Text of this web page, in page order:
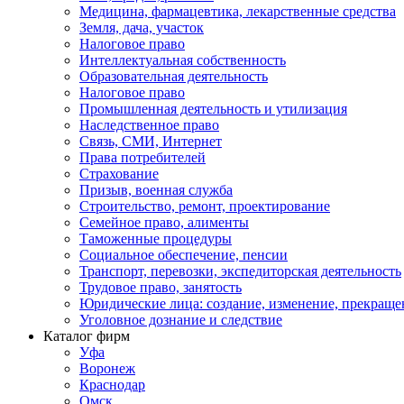
Медицина, фармацевтика, лекарственные средства
Земля, дача, участок
Налоговое право
Интеллектуальная собственность
Образовательная деятельность
Налоговое право
Промышленная деятельность и утилизация
Наследственное право
Связь, СМИ, Интернет
Права потребителей
Страхование
Призыв, военная служба
Строительство, ремонт, проектирование
Семейное право, алименты
Таможенные процедуры
Социальное обеспечение, пенсии
Транспорт, перевозки, экспедиторская деятельность
Трудовое право, занятость
Юридические лица: создание, изменение,
Уголовное дознание и следствие
Каталог фирм
Уфа
Воронеж
Краснодар
Омск